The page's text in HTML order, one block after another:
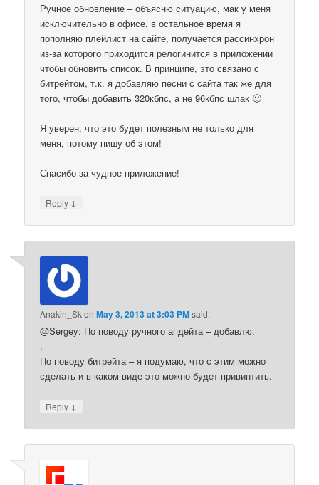
Ручное обновление – объясню ситуацию, мак у меня
исключительно в офисе, в остальное время я
пополняю плейлист на сайте, получается рассинхрон
из-за которого приходится релогинится в приложении
чтобы обновить список. В принципе, это связано с
битрейтом, т.к. я добавляю песни с сайта так же для
того, чтобы добавить 320кбпс, а не 96кбпс шлак 🙂
Я уверен, что это будет полезным не только для
меня, потому пишу об этом!
Спасибо за чудное приложение!
Reply ↓
Anakin_SkonMay 3, 2013 at 3:03 PMsaid:
@Sergey: По поводу ручного апдейта – добавлю.
.
По поводу битрейта – я подумаю, что с этим можно
сделать и в каком виде это можно будет привинтить.
Reply ↓